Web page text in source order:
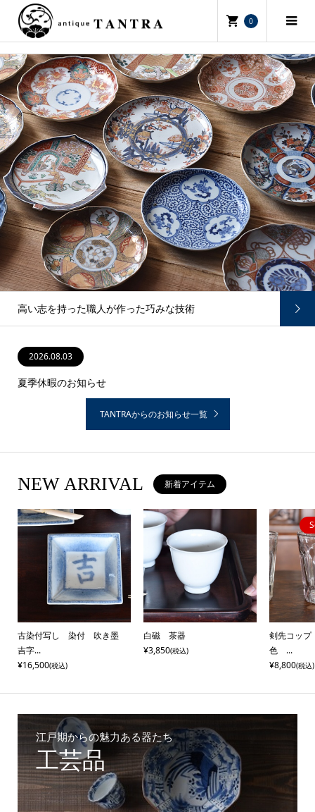
0
巧みな技術 筒描、型染め、更紗、襤褸
2026.08.03
夏季休暇のお知らせ
2026.06.17
花籠の新入荷です
2026.06.03
2026.04.29
2026.03.19
TANTRAからのお知らせ一覧
NEW ARRIVAL 新着アイテム
古染付写し 染付 吹き墨
吉字...
¥16,500(税込)
白磁 茶器
¥3,850(税込)
剣先コッ
色 ...
¥8,800(税込)
江戸期からの魅力ある器たち
工芸品